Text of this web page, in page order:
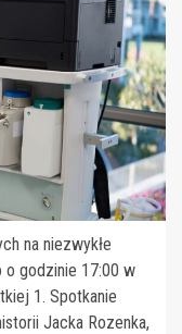
na niezwykłe
godzinie 17:00 w
1. Spotkanie
Jacka Rozenka,